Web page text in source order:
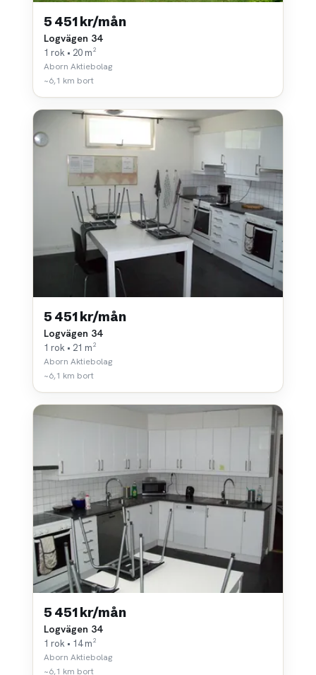
5 451 kr/mån
Logvägen 34
1 rok • 20 m²
Aborn Aktiebolag
~6,1 km bort
5 451 kr/mån
Logvägen 34
1 rok • 21 m²
Aborn Aktiebolag
~6,1 km bort
5 451 kr/mån
Logvägen 34
1 rok • 14 m²
Aborn Aktiebolag
~6,1 km bort